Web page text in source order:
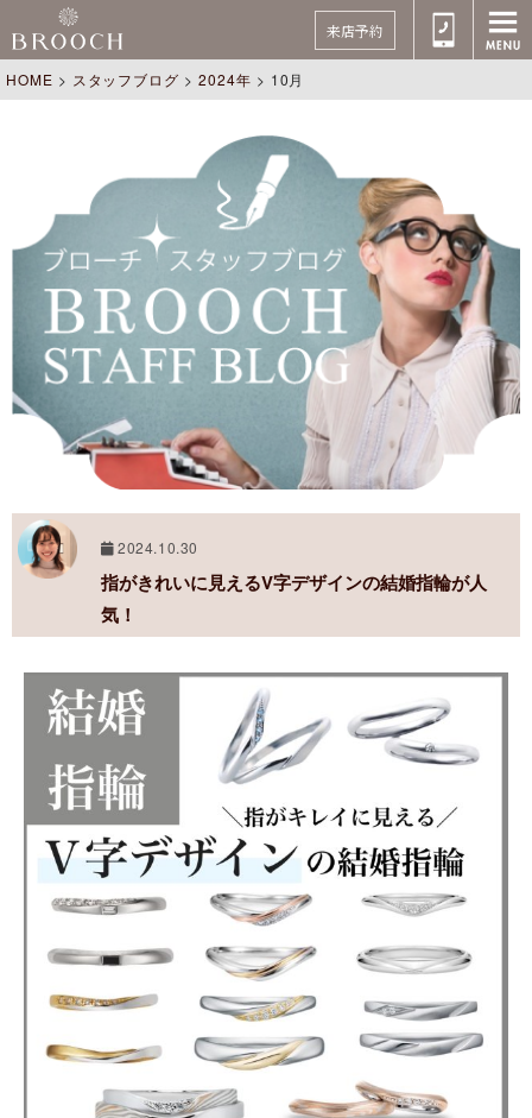
来店予約
HOME > スタッフブログ >2024年 > 10月
2024.10.30
指がきれいに見えるV字デザインの結婚指輪が人
気！